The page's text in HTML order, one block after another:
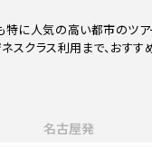
特に人気の高い都市のツ
スクラス利用まで、おすす
名古屋発